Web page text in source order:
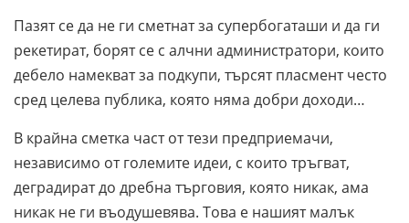
Пазят се да не ги сметнат за супербогаташи и да ги
рекетират, борят се с алчни администратори, които
дебело намекват за подкупи, търсят пласмент често
сред целева публика, която няма добри доходи…
В крайна сметка част от тези предприемачи,
независимо от големите идеи, с които тръгват,
деградират до дребна търговия, която никак, ама
никак не ги въодушевява. Това е нашият малък